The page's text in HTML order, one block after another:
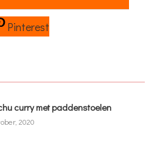
Pinterest
curry met paddenstoelen
2020